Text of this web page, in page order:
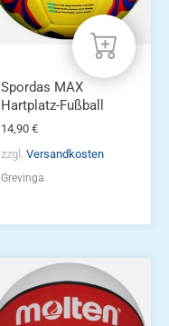
Spordas MAX
Hartplatz-Fußball
14,90 €
zzgl. Versandkosten
Grevinga